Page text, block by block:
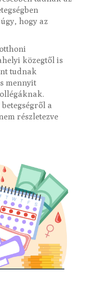
hogy az
közegtől is
tudnak
mennyit
a
részletezve